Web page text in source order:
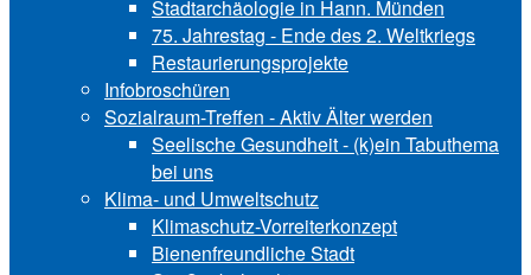
Stadtarchäologie in Hann. Münden
75. Jahrestag - Ende des 2. Weltkriegs
Restaurierungsprojekte
Infobroschüren
Sozialraum-Treffen - Aktiv Älter werden
Seelische Gesundheit - (k)ein Tabuthema
bei uns
Klima- und Umweltschutz
Klimaschutz-Vorreiterkonzept
Bienenfreundliche Stadt